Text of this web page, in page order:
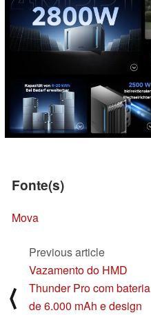
Fonte(s)
Mova
⟨
Previous article
Vazamento do HMD
Thunder Pro com bateria
de 6.000 mAh e design